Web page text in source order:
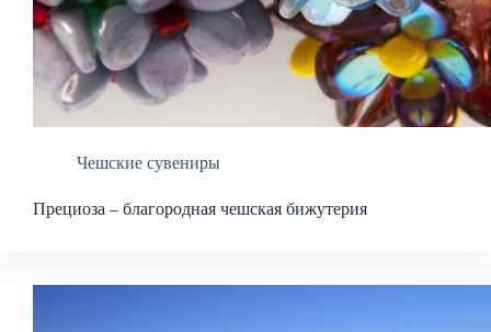
Чешские сувениры
Прециоза – благородная чешская бижутерия